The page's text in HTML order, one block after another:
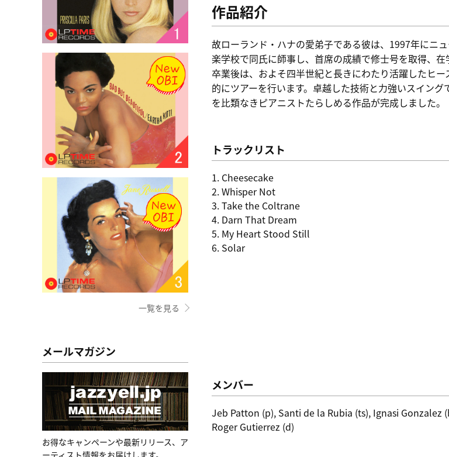
一覧を見る
メールマガジン
お得なキャンペーンや最新リリース、ア
ーティスト情報をお届けします。
作品紹介
故ローランド・ハナの愛弟子である彼は、1997年にニ
楽学校で同氏に師事し、首席の成績で修士号を取得、在
卒業後は、およそ四半世紀と長きにわたり活躍したヒ
的にツアーを行います。卓越した技術と力強いスイン
を比類なきピアニストたらしめる作品が完成しました。
トラックリスト
1. Cheesecake
2. Whisper Not
3. Take the Coltrane
4. Darn That Dream
5. My Heart Stood Still
6. Solar
メンバー
Jeb Patton (p), Santi de la Rubia (ts), Ignasi Gonzalez
Roger Gutierrez (d)